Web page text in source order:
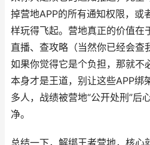
掉营地APP的所有通知权限，或
样玩得飞起。营地真正的价值在
直播、查攻略（当然你已经会查
如果你觉得它是个负担，那就不
本身才是王道，别让这些APP绑
多人，战绩被营地“公开处刑”后
净。